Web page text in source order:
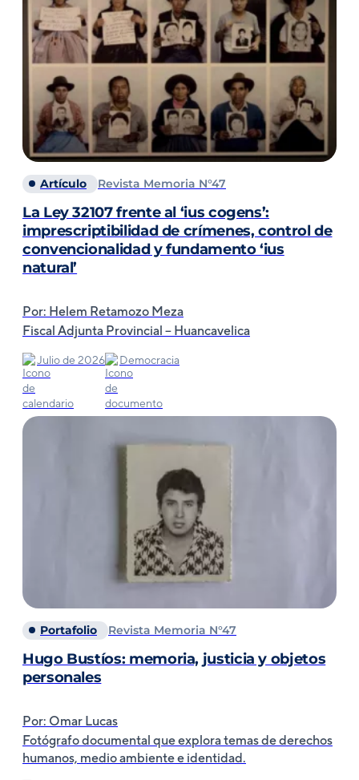
Artículo Revista Memoria N°47
La Ley 32107 frente al ‘ius cogens’:
imprescriptibilidad de crímenes, control de
convencionalidad y fundamento ‘ius
natural’
Por: Helem Retamozo Meza
Fiscal Adjunta Provincial – Huancavelica
Julio de 2026 Democracia
Portafolio Revista Memoria N°47
Hugo Bustíos: memoria, justicia y objetos
personales
Por: Omar Lucas
Fotógrafo documental que explora temas de derechos
humanos, medio ambiente e identidad.